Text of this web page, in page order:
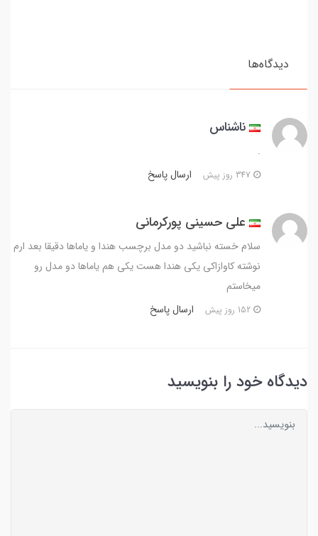
دیدگاه‌ها
ناشناس
.
ارسال پاسخ
علی حسینی پورکرمانی
سلام خسته نباشید دو مدل برچسب هندا و یاماها دقیقا بعد ارم
نوشته کاوازاکی یکی هندا هست یکی هم یاماها دو مدل رو
میخاستم
ارسال پاسخ
دیدگاه خود را بنویسید